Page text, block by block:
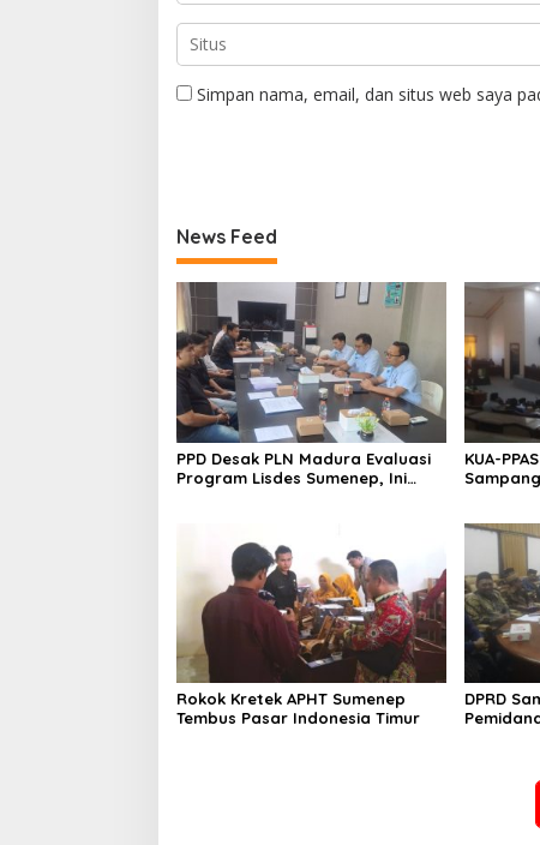
Simpan nama, email, dan situs web saya
News Feed
PPD Desak PLN Madura Evaluasi
Program Lisdes Sumenep, Ini
KUA-
Rokok Kretek APHT Sumenep
Tembus Pasar Indonesia Timur
DPRD